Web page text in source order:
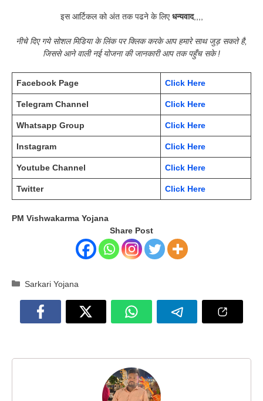
इस आर्टिकल को अंत तक पढने के लिएधन्यवाद,,,,
नीचे दिए गये सोशल मिडिया के लिंक पर क्लिक करके आप हमारे साथ जुड़ सकते है,
जिससे आने वाली नई योजना की जानकारी आप तक पहुँच सके !
Facebook Page Click Here
Telegram Channel Click Here
Whatsapp Group Click Here
Instagram Click Here
Youtube Channel Click Here
Twitter Click Here
PM Vishwakarma Yojana
Share Post
Categories
Sarkari Yojana